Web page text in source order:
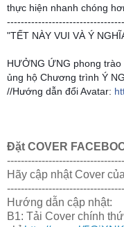
thực hiện nhanh chóng
--------------------------
"TẾT NÀY VUI VÀ Ý
HƯỞNG ỨNG phong
ủng hộ Chương trình Ý
//Hướng dẫn đổi Avatar:
Đặt COVER
Hãy cập nhật Cover
Hướng dẫn cập nhật:
B1: Tải Cover chính